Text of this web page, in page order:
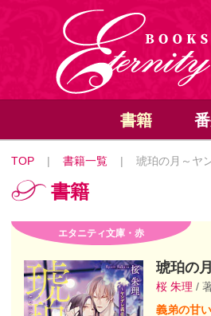
書籍
TOP | 書籍一覧 | 琥珀の月～ヤ
書籍
エタニティ文庫・赤
琥珀の
桜 朱理 /
義弟の甘